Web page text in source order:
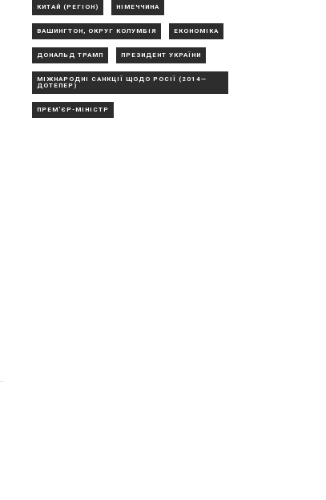
КИТАЙ (РЕГІОН) НІМЕЧЧИНА
ВАШИНГТОН, ОКРУГ КОЛУМБІЯ ЕКОНОМІКА
ДОНАЛЬД ТРАМП ПРЕЗИДЕНТ УКРАЇНИ
МІЖНАРОДНІ САНКЦІЇ ЩОДО РОСІЇ (2014—
ДОТЕПЕР)
ПРЕМ'ЄР-МІНІСТР